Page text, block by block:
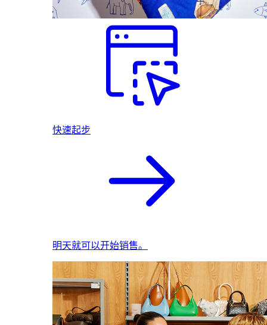
快速起步
明天就可以开始销售。